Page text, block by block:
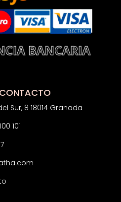
Sur, 8 18014 Granada
101